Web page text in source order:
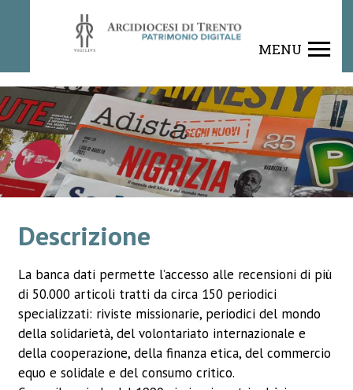
MENU
Descrizione
La banca dati permette l’accesso alle recensioni di più
di 50.000 articoli tratti da circa 150 periodici
specializzati: riviste missionarie, periodici del mondo
della solidarietà, del volontariato internazionale e
della cooperazione, della finanza etica, del commercio
equo e solidale e del consumo critico.